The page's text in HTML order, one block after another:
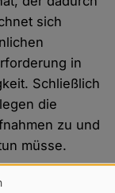
sich
in
Schließlich
die
zu und
müsse.
als